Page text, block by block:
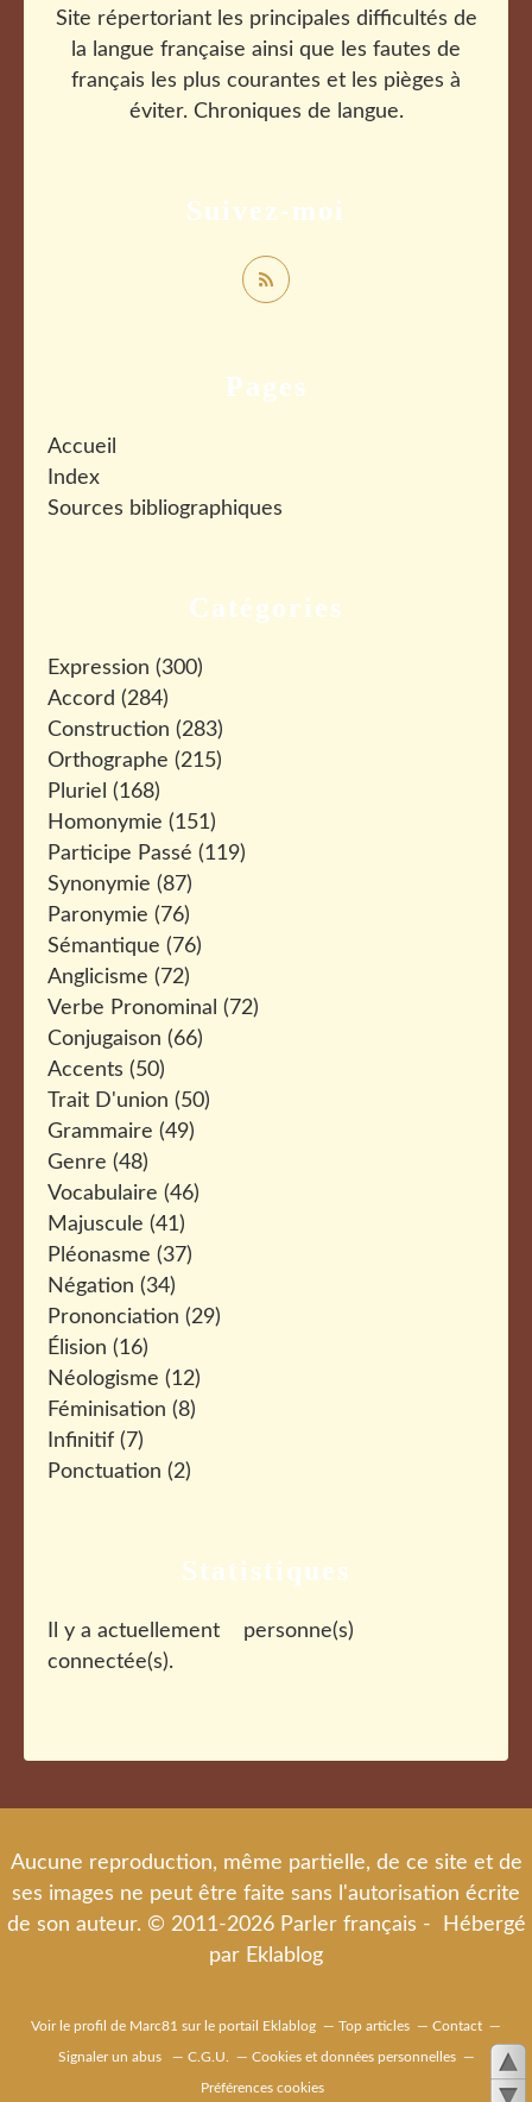
Catégories
Expression (300)
Accord (284)
Construction (283)
Orthographe (215)
Pluriel (168)
Homonymie (151)
Participe Passé (119)
Synonymie (87)
Paronymie (76)
Sémantique (76)
Anglicisme (72)
Verbe Pronominal (72)
Conjugaison (66)
Accents (50)
Trait D'union (50)
Grammaire (49)
Genre (48)
Vocabulaire (46)
Majuscule (41)
Pléonasme (37)
Négation (34)
Prononciation (29)
Élision (16)
Néologisme (12)
Féminisation (8)
Infinitif (7)
Ponctuation (2)
Pages
Accueil
Index
Sources bibliographiques
Suivez-moi
Site répertoriant les principales difficultés de
la langue française ainsi que les fautes de
français les plus courantes et les pièges à
éviter. Chroniques de langue.
Statistiques
Il y a actuellement
personne(s)
connectée(s).
Aucune reproduction, même partielle, de ce site et de
ses images ne peut être faite sans l'autorisation écrite
de son auteur. © 2011-2026 Parler français - Hébergé
par Eklablog
Voir le profil de Marc81 sur le portail Eklablog Top articles Contact
Signaler un abus C.G.U. Cookies et données personnelles
Préférences cookies